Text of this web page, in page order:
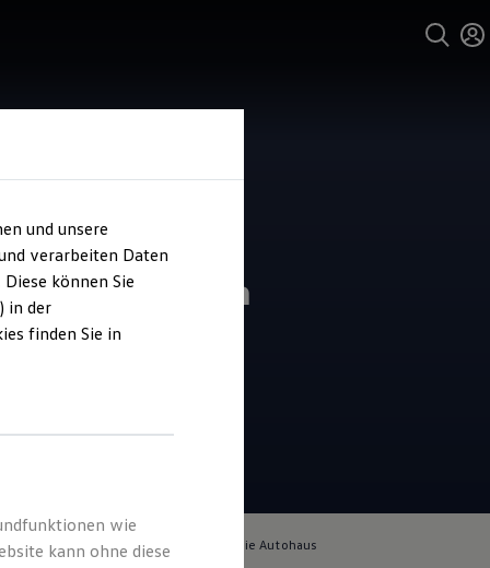
Eyßelein
4.8| 42 Bewertungen
für die Inhalte auf dieser Seite ist die Autohaus
und unsere
verarbeiten Daten
können Sie
in der
finden Sie in
wie
kann ohne diese